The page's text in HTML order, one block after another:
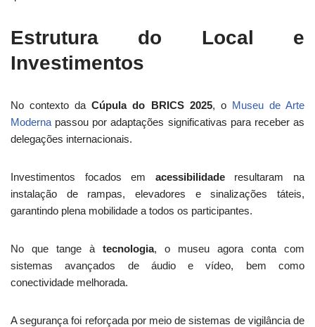
Estrutura do Local e
Investimentos
No contexto daCúpula do BRICS 2025, o Museu de Arte
Moderna passou por adaptações significativas para receber as
delegações internacionais.
Investimentos focados em acessibilidaderesultaram na
instalação de rampas, elevadores e sinalizações táteis,
garantindo plena mobilidade a todos os participantes.
No que tange à tecnologia, o museu agora conta com
sistemas avançados de áudio e vídeo, bem como
conectividade melhorada.
A segurança foi reforçada por meio de sistemas de vigilância de